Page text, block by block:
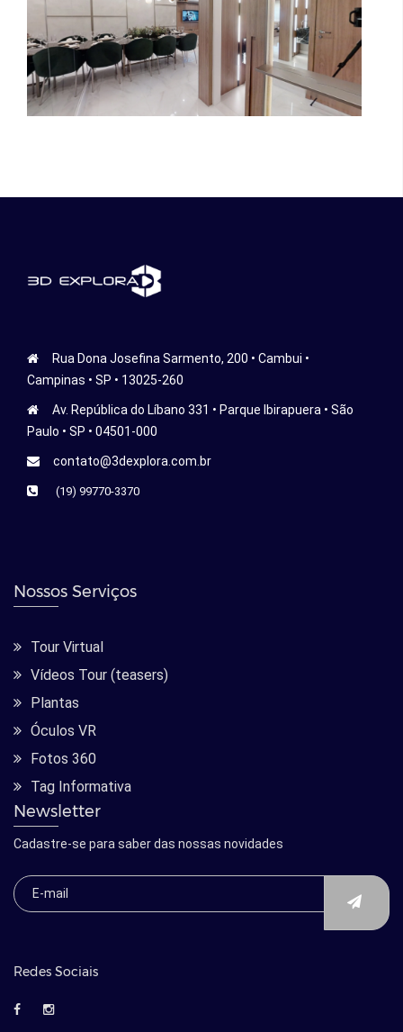
Rua Dona Josefina Sarmento, 200 • Cambui •
Campinas • SP • 13025-260
Av. República do Líbano 331 • Parque Ibirapuera • São
Paulo • SP • 04501-000
contato@3dexplora.com.br
(19) 99770-3370
Nossos Serviços
Tour Virtual
Vídeos Tour (teasers)
Plantas
Óculos VR
Fotos 360
Tag Informativa
Newsletter
Cadastre-se para saber das nossas novidades
Redes Sociais